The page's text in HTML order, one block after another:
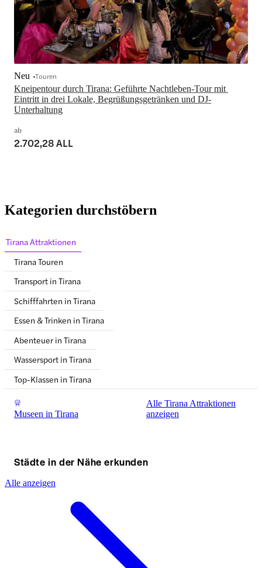
Kneipentour durch Tirana: Geführte Nachtleben-Tour mit
Eintritt in drei Lokale, Begrüßungsgetränken und DJ-
Unterhaltung
Neu Touren
ab
2.702,28 ALL
Kategorien durchstöbern
Tirana Attraktionen
Tirana Touren
Transport in Tirana
Schifffahrten in Tirana
Essen & Trinken in Tirana
Abenteuer in Tirana
Wassersport in Tirana
Top-Klassen in Tirana
Museen in Tirana
Alle Tirana Attraktionen
anzeigen
Städte in der Nähe erkunden
Alle anzeigen